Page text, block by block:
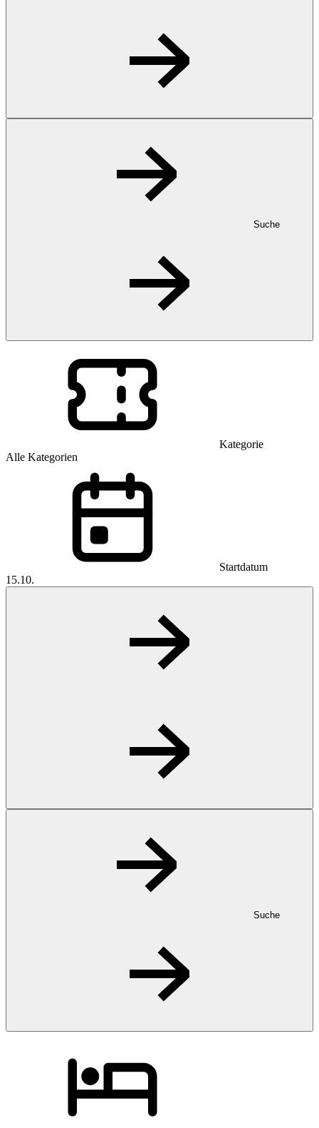
Suche
Kategorie
Alle Kategorien
Startdatum
15.10.
Suche